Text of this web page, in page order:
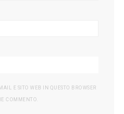
E SITO WEB IN QUESTO BROWSER
COMMENTO.